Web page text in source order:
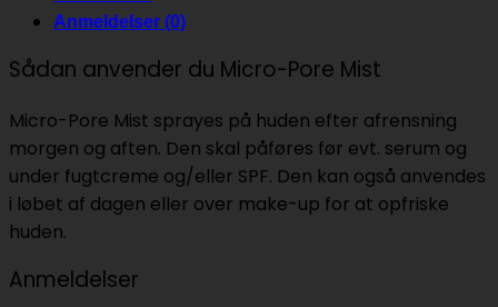
Anmeldelser (0)
Sådan anvender du Micro-Pore Mist
Micro-Pore Mist sprayes på huden efter afrensning
morgen og aften. Den skal påføres før evt. serum og
under fugtcreme og/eller SPF. Den kan også anvendes
i løbet af dagen eller over make-up for at opfriske
huden.
Anmeldelser